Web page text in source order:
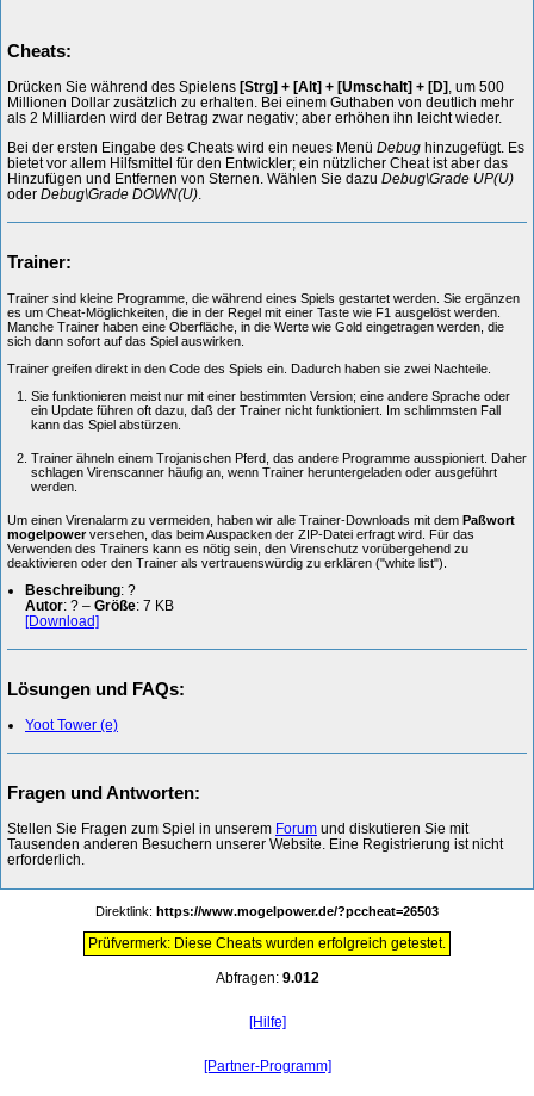
Cheats:
Drücken Sie während des Spielens [Strg] + [Alt] + [Umschalt] + [D] , um 500
Millionen Dollar zusätzlich zu erhalten. Bei einem Guthaben von deutlich mehr
als 2 Milliarden wird der Betrag zwar negativ; aber erhöhen ihn leicht wieder.
Bei der ersten Eingabe des Cheats wird ein neues Menü Debug hinzugefügt. Es
bietet vor allem Hilfsmittel für den Entwickler; ein nützlicher Cheat ist aber das
Hinzufügen und Entfernen von Sternen. Wählen Sie dazu Debug\Grade UP(U)
oder Debug\Grade DOWN(U)
Trainer:
Trainer sind kleine Programme, die während eines Spiels gestartet werden. Sie ergänzen
es um Cheat-Möglichkeiten, die in der Regel mit einer Taste wie F1 ausgelöst werden.
Manche Trainer haben eine Oberfläche, in die Werte wie Gold eingetragen werden, die
sich dann sofort auf das Spiel auswirken.
Trainer greifen direkt in den Code des Spiels ein. Dadurch haben sie zwei Nachteile.
Sie funktionieren meist nur mit einer bestimmten Version; eine andere Sprache oder
ein Update führen oft dazu, daß der Trainer nicht funktioniert. Im schlimmsten Fall
kann das Spiel abstürzen.
Trainer ähneln einem Trojanischen Pferd, das andere Programme ausspioniert. Daher
schlagen Virenscanner häufig an, wenn Trainer heruntergeladen oder ausgeführt
werden.
Um einen Virenalarm zu vermeiden, haben wir alle Trainer-Downloads mit dem Paßwort
mogelpowerversehen, das beim Auspacken der ZIP-Datei erfragt wird. Für das
Verwenden des Trainers kann es nötig sein, den Virenschutz vorübergehend zu
deaktivieren oder den Trainer als vertrauenswürdig zu erklären ("white list").
Beschreibung: ?
Autor: ? – Größe: 7 KB
[Download]
Lösungen und FAQs:
Yoot Tower (e)
Fragen und Antworten:
Stellen Sie Fragen zum Spiel in unserem Forum und diskutieren Sie mit
Tausenden anderen Besuchern unserer Website. Eine Registrierung ist nicht
erforderlich.
Direktlink: https://www.mogelpower.de/?pccheat=26503
Prüfvermerk: Diese Cheats wurden erfolgreich getestet.
Abfragen: 9.012
[Hilfe]
[Partner-Programm]